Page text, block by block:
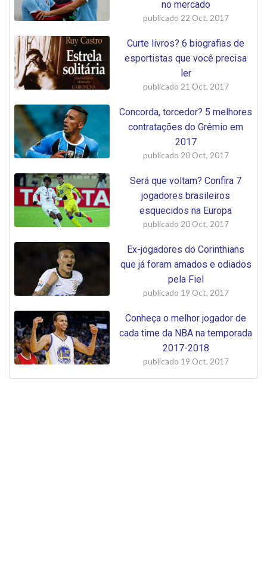
no mercado
publicado 22 Oct, 2017
Curte livros? 6 biografias de
esportistas que você precisa
ler
publicado 21 Oct, 2017
Concorda, torcedor? 5 melhores
contratações do Grêmio em
2017
publicado 20 Oct, 2017
Será que voltam? Confira 7
jogadores brasileiros
esquecidos na Europa
publicado 20 Oct, 2017
Ex-jogadores do Corinthians
que já foram amados e odiados
pela Fiel
publicado 19 Oct, 2017
Conheça o melhor jogador de
cada time da NBA na temporada
2017-2018
publicado 19 Oct, 2017